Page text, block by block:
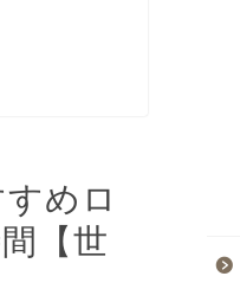
めロ
【世